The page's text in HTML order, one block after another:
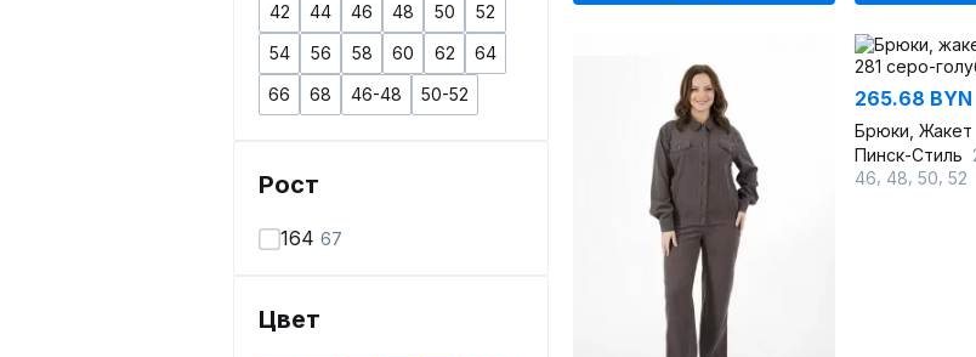
42 44 46 48 50
52
54
56 58 60 62
64
66
68 46-48 50-52
Рост
164 67
Цвет
265.68 BYN
Брюки, Жакет
Пинск-Стиль
46 48 50 52